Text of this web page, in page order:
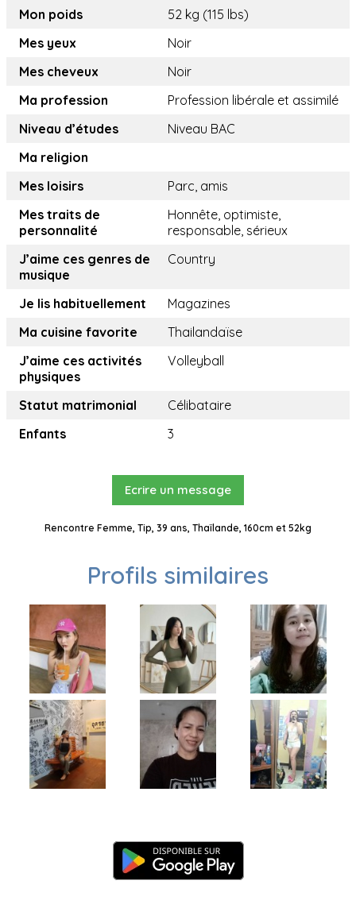
Mon poids
52 kg (115 lbs)
Mes yeux
Noir
Mes cheveux
Noir
Ma profession
Profession libérale et assimilé
Niveau d’études
Niveau BAC
Ma religion
Mes loisirs
Parc, amis
Mes traits de
personnalité
Honnête, optimiste,
responsable, sérieux
J’aime ces genres de
musique
Country
Je lis habituellement
Magazines
Ma cuisine favorite
Thailandaïse
J’aime ces activités
physiques
Volleyball
Statut matrimonial
Célibataire
Enfants
3
Ecrire un message
Rencontre Femme, Tip, 39 ans, Thaïlande, 160cm et 52kg
Profils similaires